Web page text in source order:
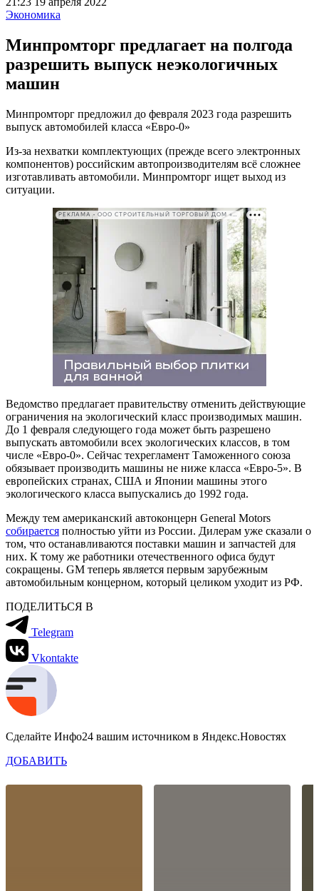
Экономика
Минпромторг предлагает на полгода
разрешить выпуск неэкологичных
машин
Минпромторг предложил до февраля 2023 года разрешить
выпуск автомобилей класса «Евро-0»
Из-за нехватки комплектующих (прежде всего электронных
компонентов) российским автопроизводителям всё сложнее
изготавливать автомобили. Минпромторг ищет выход из
ситуации.
РЕКЛАМА • ООО СТРОИТЕЛЬНЫЙ ТОРГОВЫЙ ДОМ «ПЕТРОВИЧ». ИНН: 7802348846
Ведомство предлагает правительству отменить действующие
ограничения на экологический класс производимых машин.
До 1 февраля следующего года может быть разрешено
выпускать автомобили всех экологических классов, в том
числе «Евро-0». Сейчас техрегламент Таможенного союза
обязывает производить машины не ниже класса «Евро-5». В
европейских странах, США и Японии машины этого
экологического класса выпускались до 1992 года.
Между тем американский автоконцерн General Motors
собирается полностью уйти из России. Дилерам уже сказали о
том, что останавливаются поставки машин и запчастей для
них. К тому же работники отечественного офиса будут
сокращены. GM теперь является первым зарубежным
автомобильным концерном, который целиком уходит из РФ.
ПОДЕЛИТЬСЯ В
Telegram
Vkontakte
Сделайте Инфо24 вашим источником в Яндекс.Новостях
ДОБАВИТЬ